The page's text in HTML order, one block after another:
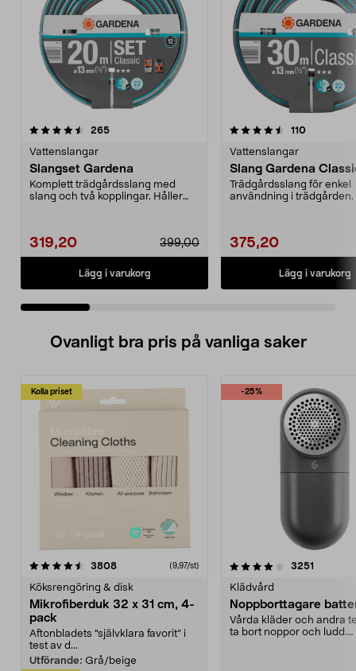
265recensioner
Vattenslangar
Slangset Gardena
Komplett trädgårdsslang med
slang och två kopplingar. Håller
319,20 399,00
Lägg i varukorg
4.5 av 5 stjärnor 110
Vattenslangar
Slang Gardena
Trädgårdsslang för enkel
användning i trädgården.
375,20
Lägg i varukorg
4.5 av 5 stjärnor
Ovanligt bra pris på vanliga saker
Kolla priset
3808recensioner (9,97/st)
Köksrengöring & disk
Mikrofiberduk 32 x 31 cm, 4-
pack
Aftonbladets "självklara favorit” i
test av d...
Utförande: Grå/beige
-25%
4.0av 5 stjärnor 3251
Klädvård
Noppborttagare
Vårda kläder och andra
ta bort noppor och ludd.
4.5av 5 stjärnor